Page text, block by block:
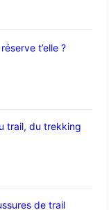
t’elle ?
trail, du trekking
de trail